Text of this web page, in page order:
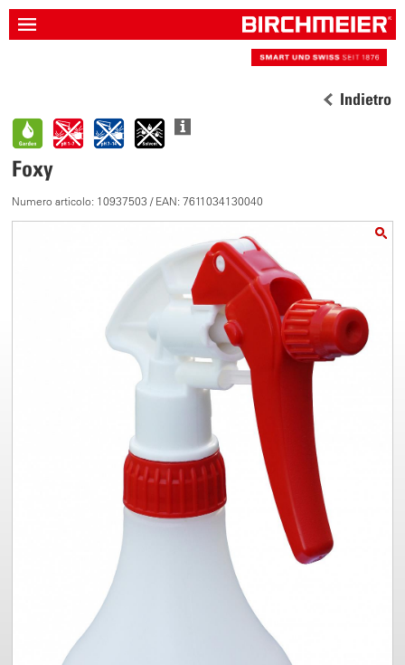
Indietro
Foxy
Numero articolo: 10937503 / EAN: 7611034130040